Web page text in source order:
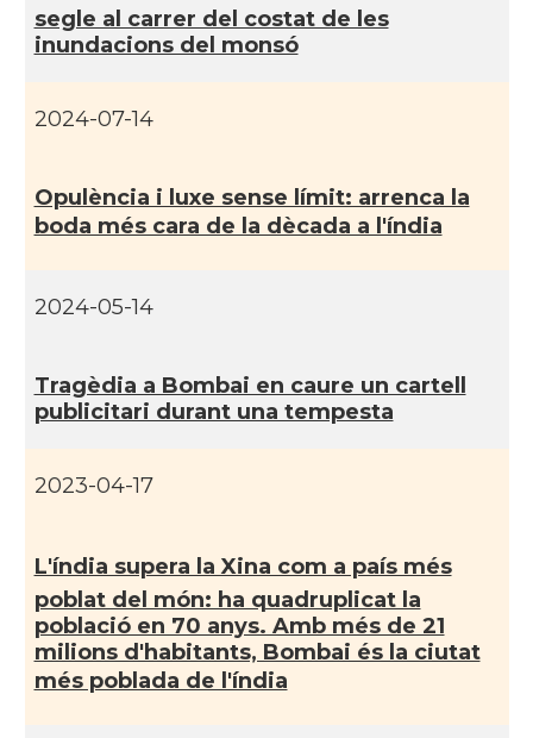
segle al carrer del costat de les
inundacions del monsó
2024-07-14
Opulència i luxe sense lí­mit: arrenca la
boda més cara de la dècada a l'índia
2024-05-14
Tragèdia a Bombai en caure un cartell
publicitari durant una tempesta
2023-04-17
L'índia supera la Xina com a paí­s més
poblat del món: ha quadruplicat la
població en 70 anys. Amb més de 21
milions d'habitants, Bombai és la ciutat
més poblada de l'índia